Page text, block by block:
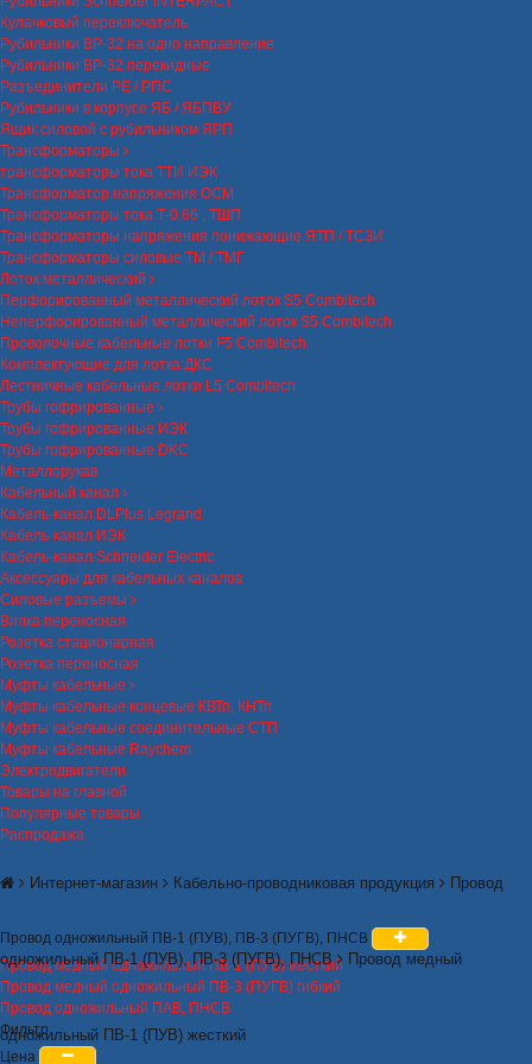
Кулачковый переключатель
Рубильники ВР-32 на одно направление
Рубильники ВР-32 перекидные
Разъединители РЕ / РПС
Рубильники в корпусе ЯБ / ЯБПВУ
Ящик силовой с рубильником ЯРП
Трансформаторы
трансформаторы тока ТТИ ИЭК
Трансформатор напряжения ОСМ
Трансформаторы тока Т-0.66 , ТШП
Трансформаторы напряжения понижающие ЯТП / ТСЗИ
Трансформаторы силовые ТМ / ТМГ
Лоток металлический
Перфорированный металлический лоток S5 Combitech
Неперфорированный металлический лоток S5 Combitech
Проволочные кабельные лотки F5 Combitech
Комплектующие для лотка ДКС
Лестничные кабельные лотки L5 Combitech
Трубы гофрированные
Трубы гофрированные ИЭК
Трубы гофрированные DKC
Металлорукав
Кабельный канал
Кабель-канал DLPlus Legrand
Кабель-канал ИЭК
Кабель-канал Schneider Electric
Аксессуары для кабельных каналов
Силовые разъемы
Вилка переносная
Розетка стационарная
Розетка переносная
Муфты кабельные
Муфты кабельные концевые КВТп, КНТп
Муфты кабельные соединительные СТП
Муфты кабельные Raychem
Электродвигатели
Товары на главной
Популярные товары
Распродажа
Интернет-магазин Кабельно-проводниковая продукция Провод
одножильный ПВ-1 (ПУВ), ПВ-3 (ПУГВ), ПНСВ Провод медный
одножильный ПВ-1 (ПУВ) жесткий
Провод одножильный ПВ-1 (ПУВ), ПВ-3 (ПУГВ), ПНСВ
Провод медный одножильный ПВ-1 (ПУВ) жесткий
Провод медный одножильный ПВ-3 (ПУГВ) гибкий
Провод одножильный ПАВ, ПНСВ
Фильтр
Цена